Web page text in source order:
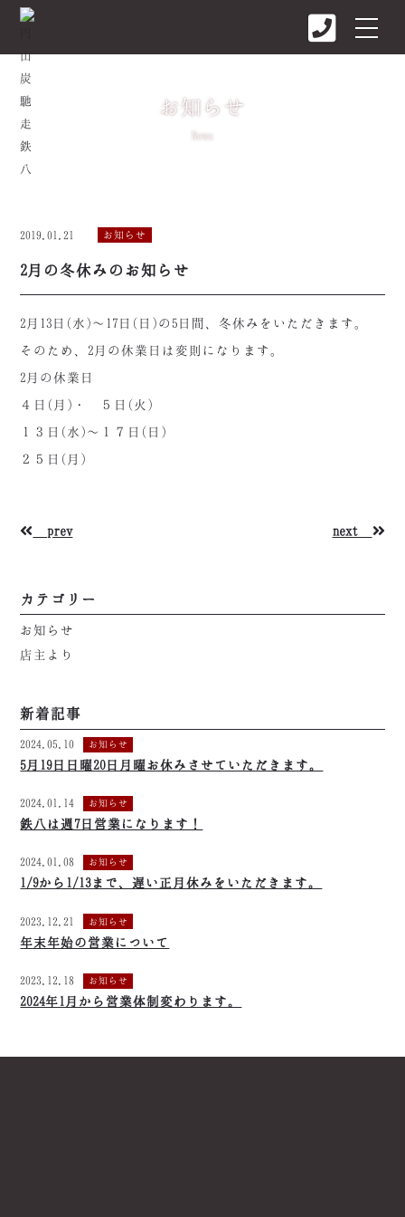
お知らせ
News
2019.01.21 お知らせ
2月の冬休みのお知らせ
2月13日(水)～17日(日)の5日間、 冬休みをいただきます。
そのため、2月の休業日は変則になります。
2月の休業日
４日(月)・ ５日(火)
１３日(水)～１７日(日)
２５日(月)
prev next
カテゴリー
お知らせ
店主より
新着記事
2024.05.10 お知らせ
5月19日日曜20日月曜お休みさせていただきます。
2024.01.14 お知らせ
鉄八は週7日営業になります！
2024.01.08 お知らせ
1/9から1/13まで、遅い正月休みをいただきます。
2023.12.21 お知らせ
年末年始の営業について
2023.12.18 お知らせ
2024年1月から営業体制変わります。